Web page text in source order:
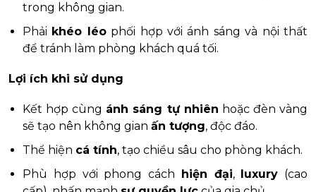
trong không gian.
Phải khéo léophối hợp với ánh sáng và nội thất
để tránh làm phòng khách quá tối.
Lợi ích khi sử dụng
Kết hợp cùng ánh sáng tự nhiên hoặc đèn vàng
sẽ tạo nên không gian ấn tượng, độc đáo.
Thể hiện cá tính, tạo chiều sâu cho phòng khách.
Phù hợp với phong cách
hiện đại, luxury (cao